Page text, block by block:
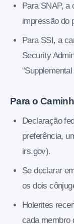
Para SNAP, a
impressão do
Para SSI, a
Security
Para o
Declaração
preferência,
irs.gov).
Se declarar
os dois
Holerites
cada membro